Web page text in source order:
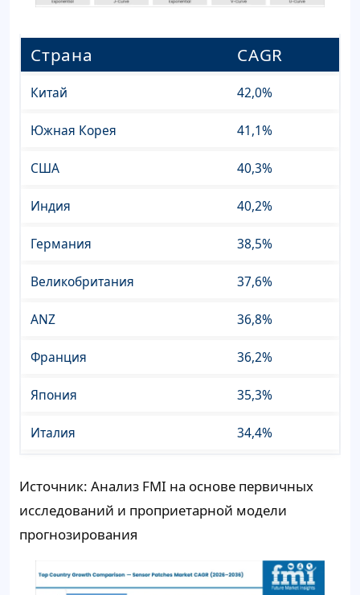
Страна CAGR
Китай 42,0%
Южная Корея 41,1%
США 40,3%
Индия 40,2%
Германия 38,5%
Великобритания 37,6%
ANZ 36,8%
Франция 36,2%
Япония 35,3%
Италия 34,4%
Источник: Анализ FMI на основе первичных
исследований и проприетарной модели
прогнозирования